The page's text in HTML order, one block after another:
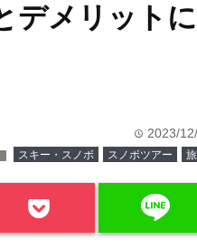
デメリットに
time 2023/
スキー・スノボ スノボツアー
line